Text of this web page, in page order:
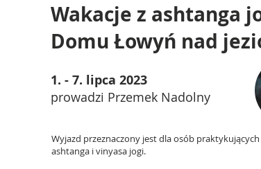
Wakacje z ashtanga
Domu Łowyń nad
1. - 7. lipca 2023
prowadzi Przemek Nadolny
Wyjazd przeznaczony jest dla osób
ashtanga i vinyasa jogi.